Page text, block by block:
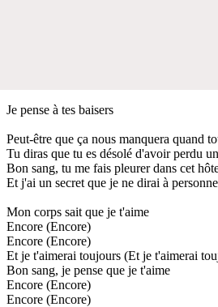
Je pense à tes baisers
Peut-être que ça nous manquera quand
Tu diras que tu es désolé d'avoir perdu un
Bon sang, tu me fais pleurer dans cet
Et j'ai un secret que je ne dirai à personne
Mon corps sait que je t'aime
Encore (Encore)
Encore (Encore)
Et je t'aimerai toujours (Et je t'aimerai
Bon sang, je pense que je t'aime
Encore (Encore)
Encore (Encore)